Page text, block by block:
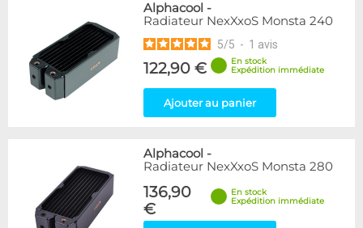
Alphacool -
Radiateur NexXxoS Monsta 240
5/5 - 1 avis
122,90 €
En stock
Expédition immédiate
Ajouter au panier
Alphacool -
Radiateur NexXxoS Monsta 280
136,90
€
En stock
Expédition immédiate